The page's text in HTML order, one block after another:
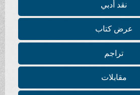
نقد أدبي
عرض كتاب
تراجم
مقابلات